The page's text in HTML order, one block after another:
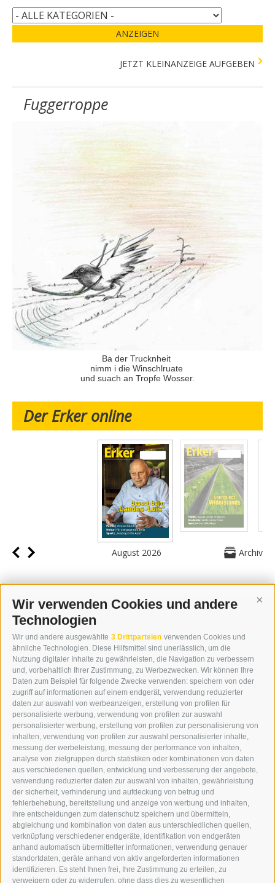
Wir verwenden Cookies und andere
Technologien
Wir und andere ausgewählte 3 Drittparteien verwenden Cookies und
ähnliche Technologien. Diese Hilfsmittel sind unerlässlich, um die
Nutzung digitaler Inhalte zu gewährleisten, die Navigation zu verbessern
und, vorbehaltlich Ihrer Zustimmung, zu Werbezwecken. Wir können Ihre
Daten zum Beispiel für folgende Zwecke verwenden: speichern von oder
zugriff auf informationen auf einem endgerät, verwendung reduzierter
daten zur auswahl von werbeanzeigen, erstellung von profilen für
personalisierte werbung, verwendung von profilen zur auswahl
personalisierter werbung, erstellung von profilen zur personalisierung von
inhalten, verwendung von profilen zur auswahl personalisierter inhalte,
messung der werbeleistung, messung der performance von inhalten,
analyse von zielgruppen durch statistiken oder kombinationen von daten
aus verschiedenen quellen, entwicklung und verbesserung der angebote,
verwendung reduzierter daten zur auswahl von inhalten, gewährleistung
der sicherheit, verhinderung und aufdeckung von betrug und
fehlerbehebung, bereitstellung und anzeige von werbung und inhalten,
ihre entscheidungen zum datenschutz speichern und übermitteln,
abgleichung und kombination von daten aus unterschiedlichen quellen,
verknüpfung verschiedener endgeräte, identifikation von endgeräten
anhand automatisch übermittelter informationen, verwendung genauer
standortdaten, geräte anhand von aktiv angeforderten informationen
identifizieren. Es steht Ihnen frei, Ihre Zustimmung zu erteilen, zu
verweigern oder zu widerrufen, ohne dass dies zu wesentlichen
ANZEIGEN
JETZT KLEINANZEIGE AUFGEBEN
Fuggerroppe
Ba der Trucknheit
nimm i die Winschlruate
und suach an Tropfe Wosser.
Der Erker online
August 2026 Archiv
KONTAKT
WIPP-MEDIA GMBH
DER ERKER
NEUSTADT 20A
I-39049 STERZING
TEL.: +39 0472 766876
GRAFIK@DERERKER.IT
INFO@DERERKER.IT
BARBARA.FONTANA@DERERKER.IT
DER ERKER
WERBEN IM ERKER
ONLINE-WERBUNG
SEPA-DAUERAUFTRAG
REGELN LESERKOMMENTARE
ONLINE VOTING